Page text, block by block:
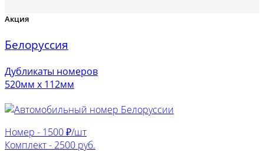
Акция
Белоруссия
Дубликаты номеров
520мм х 112мм
Номер - 1500 ₽/шт
Комплект - 2500 руб.